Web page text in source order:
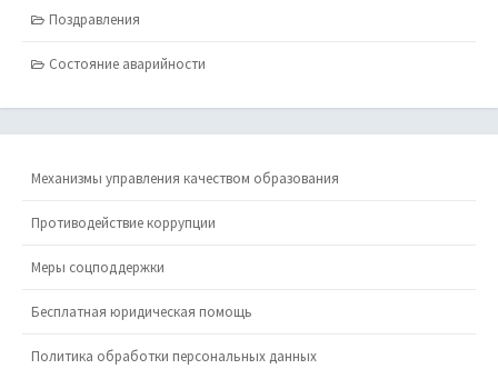
Поздравления
Состояние аварийности
Механизмы управления качеством образования
Противодействие коррупции
Меры соцподдержки
Бесплатная юридическая помощь
Политика обработки персональных данных